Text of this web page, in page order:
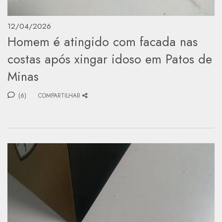
12/04/2026
Homem é atingido com facada nas
costas após xingar idoso em Patos de
Minas
(6) COMPARTILHAR